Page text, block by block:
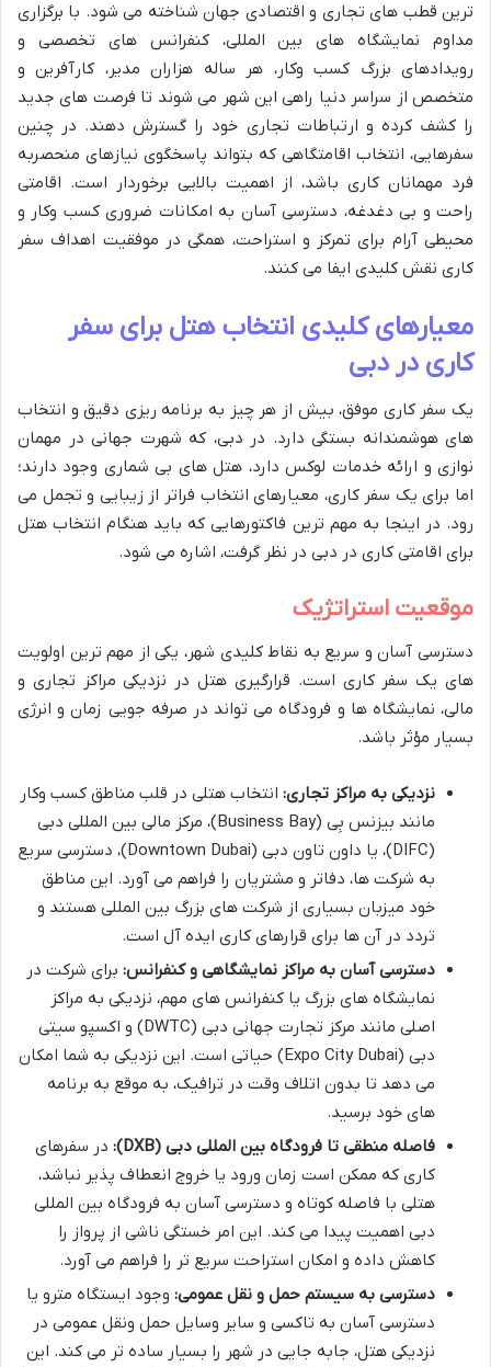
ترین قطب های تجاری و اقتصادی جهان شناخته می شود. با برگزاری
مداوم نمایشگاه های بین المللی، کنفرانس های تخصصی و
رویدادهای بزرگ کسب وکار، هر ساله هزاران مدیر، کارآفرین و
متخصص از سراسر دنیا راهی این شهر می شوند تا فرصت های جدید
را کشف کرده و ارتباطات تجاری خود را گسترش دهند. در چنین
سفرهایی، انتخاب اقامتگاهی که بتواند پاسخگوی نیازهای منحصربه
فرد مهمانان کاری باشد، از اهمیت بالایی برخوردار است. اقامتی
راحت و بی دغدغه، دسترسی آسان به امکانات ضروری کسب وکار و
محیطی آرام برای تمرکز و استراحت، همگی در موفقیت اهداف سفر
کاری نقش کلیدی ایفا می کنند.
معیارهای کلیدی انتخاب هتل برای سفر
کاری در دبی
یک سفر کاری موفق، بیش از هر چیز به برنامه ریزی دقیق و انتخاب
های هوشمندانه بستگی دارد. در دبی، که شهرت جهانی در مهمان
نوازی و ارائه خدمات لوکس دارد، هتل های بی شماری وجود دارند؛
اما برای یک سفر کاری، معیارهای انتخاب فراتر از زیبایی و تجمل می
رود. در اینجا به مهم ترین فاکتورهایی که باید هنگام انتخاب هتل
برای اقامتی کاری در دبی در نظر گرفت، اشاره می شود.
موقعیت استراتژیک
دسترسی آسان و سریع به نقاط کلیدی شهر، یکی از مهم ترین اولویت
های یک سفر کاری است. قرارگیری هتل در نزدیکی مراکز تجاری و
مالی، نمایشگاه ها و فرودگاه می تواند در صرفه جویی زمان و انرژی
بسیار مؤثر باشد.
نزدیکی به مراکز تجاری: انتخاب هتلی در قلب مناطق کسب وکار
مانند بیزنس بِی (Business Bay)، مرکز مالی بین المللی دبی
(DIFC)، یا داون تاون دبی (Downtown Dubai)، دسترسی سریع
به شرکت ها، دفاتر و مشتریان را فراهم می آورد. این مناطق
خود میزبان بسیاری از شرکت های بزرگ بین المللی هستند و
تردد در آن ها برای قرارهای کاری ایده آل است.
دسترسی آسان به مراکز نمایشگاهی و کنفرانس: برای شرکت در
نمایشگاه های بزرگ یا کنفرانس های مهم، نزدیکی به مراکز
اصلی مانند مرکز تجارت جهانی دبی (DWTC) و اکسپو سیتی
دبی (Expo City Dubai) حیاتی است. این نزدیکی به شما امکان
می دهد تا بدون اتلاف وقت در ترافیک، به موقع به برنامه
های خود برسید.
فاصله منطقی تا فرودگاه بین المللی دبی (DXB):
در سفرهای
کاری که ممکن است زمان ورود یا خروج انعطاف پذیر نباشد،
هتلی با فاصله کوتاه و دسترسی آسان به فرودگاه بین المللی
دبی اهمیت پیدا می کند. این امر خستگی ناشی از پرواز را
کاهش داده و امکان استراحت سریع تر را فراهم می آورد.
دسترسی به سیستم حمل و نقل عمومی: وجود ایستگاه مترو یا
دسترسی آسان به تاکسی و سایر وسایل حمل ونقل عمومی در
نزدیکی هتل، جابه جایی در شهر را بسیار ساده تر می کند. این